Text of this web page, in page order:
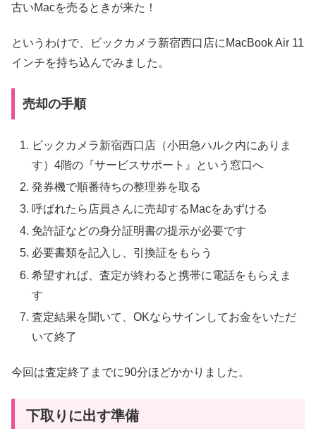
古いMacを売るときが来た！
というわけで、ビックカメラ新宿西口店にMacBook Air 11
インチを持ち込んでみました。
売却の手順
ビックカメラ新宿西口店（小田急ハルク内にありま
す）4階の『サービスサポート』という窓口へ
発券機で順番待ちの整理券を取る
呼ばれたら店員さんに売却するMacをあずける
免許証などの身分証明書の提示が必要です
必要書類を記入し、引換証をもらう
希望すれば、査定が終わると携帯に電話をもらえま
す
査定結果を聞いて、OKならサインしてお金をいただ
いて終了
今回は査定終了までに90分ほどかかりました。
下取りに出す準備